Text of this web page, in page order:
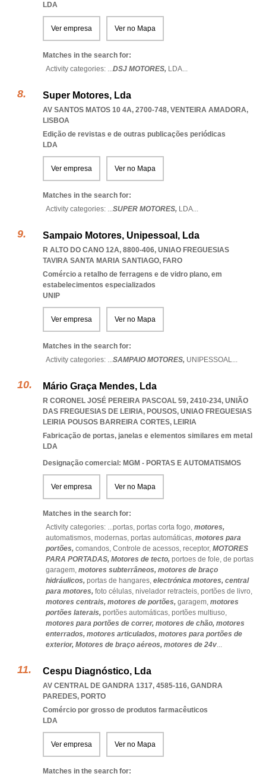
LDA
Ver empresa Ver no Mapa
Matches in the search for:
Activity categories: ...DSJ MOTORES, LDA...
Super Motores, Lda
AV SANTOS MATOS 10 4A, 2700-748, VENTEIRA AMADORA,
LISBOA
Edição de revistas e de outras publicações periódicas
LDA
Ver empresa Ver no Mapa
Matches in the search for:
Activity categories: ...SUPER MOTORES, LDA...
Sampaio Motores, Unipessoal, Lda
R ALTO DO CANO 12A, 8800-406, UNIAO FREGUESIAS
TAVIRA SANTA MARIA SANTIAGO, FARO
Comércio a retalho de ferragens e de vidro plano, em
estabelecimentos especializados
UNIP
Ver empresa Ver no Mapa
Matches in the search for:
Activity categories: ...SAMPAIO MOTORES, UNIPESSOAL...
Mário Graça Mendes, Lda
R CORONEL JOSÉ PEREIRA PASCOAL 59, 2410-234, UNIÃO
DAS FREGUESIAS DE LEIRIA, POUSOS, UNIAO FREGUESIAS
LEIRIA POUSOS BARREIRA CORTES, LEIRIA
Fabricação de portas, janelas e elementos similares em metal
LDA
Designação comercial: MGM - PORTAS E AUTOMATISMOS
Ver empresa Ver no Mapa
Matches in the search for:
Activity categories: ...portas, portas corta fogo, motores,
automatismos, modernas, portas automáticas, motores para
portões, comandos, Controle de acessos, receptor, MOTORES
PARA PORTADAS, Motores de tecto, portoes de fole, de portas
garagem, motores subterrâneos, motores de braço
hidráulicos, portas de hangares, electrónica motores, central
para motores, foto células, nivelador retracteis, portões de livro,
motores centrais, motores de portões, garagem, motores
portões laterais, portões automáticas, portões multiuso,
motores para portões de correr, motores de chão, motores
enterrados, motores articulados, motores para portões de
exterior, Motores de braço aéreos, motores de 24v...
Cespu Diagnóstico, Lda
AV CENTRAL DE GANDRA 1317, 4585-116, GANDRA
PAREDES, PORTO
Comércio por grosso de produtos farmacêuticos
LDA
Ver empresa Ver no Mapa
Matches in the search for: